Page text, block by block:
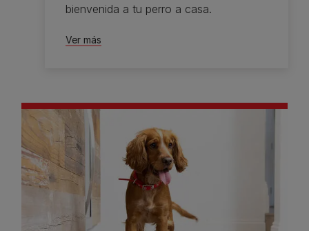
bienvenida a tu perro a casa.
Ver más